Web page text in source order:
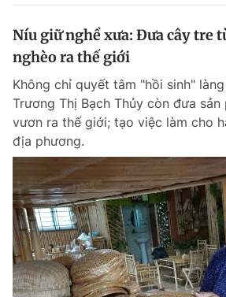
Níu giữ nghề xưa: Đưa cây tre
nghèo ra thế giới
Không chỉ quyết tâm "hồi sinh"
Trương Thị Bạch Thủy còn đưa
vươn ra thế giới; tạo việc làm cho
địa phương.